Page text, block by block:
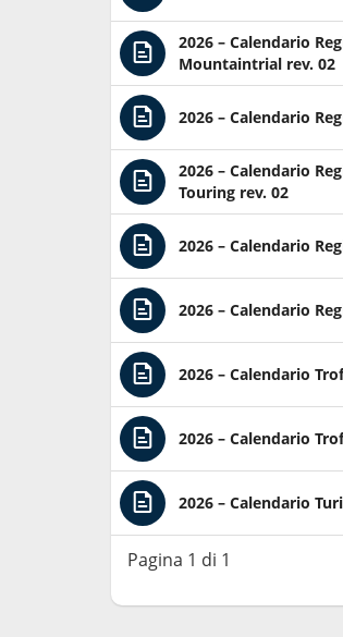
2026 – Calendario
Mountaintrial rev. 02
2026 – Calendario
2026 – Calendario
Touring rev. 02
2026 – Calendario
2026 – Calendario
2026 – Calendario
2026 – Calendario
2026 – Calendario
Pagina 1 di 1